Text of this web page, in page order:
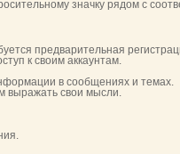
значку рядом с
предварительная
к своим аккаунтам.
в сообщениях и темах.
выражать свои мысли.